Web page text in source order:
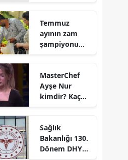
Temmuz
ayının zam
şampiyonu
MasterChef
Ayşe Nur
kimdir? Kaç
Sağlık
Bakanlığı 130.
Dönem DHY